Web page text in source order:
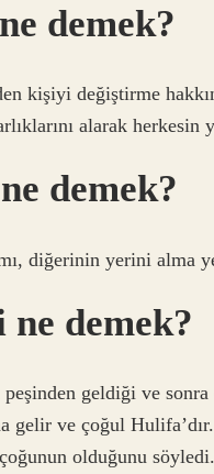
demek?
kişiyi değiştirme
alarak herkesin
demek?
diğerinin yerini alma
ne demek?
geldiği ve
gelir ve çoğul
olduğunu söyledi.